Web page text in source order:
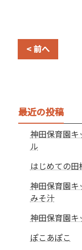
< 前へ
最近の投稿
神田保育園
ル
はじめての田
神田保育園キ
みそ汁
神田保育園キ
ぽこあぽこ